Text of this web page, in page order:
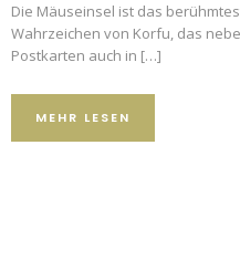
Die Mäuseinsel ist das
Wahrzeichen von Korfu, das
Postkarten auch in […]
MEHR LESEN